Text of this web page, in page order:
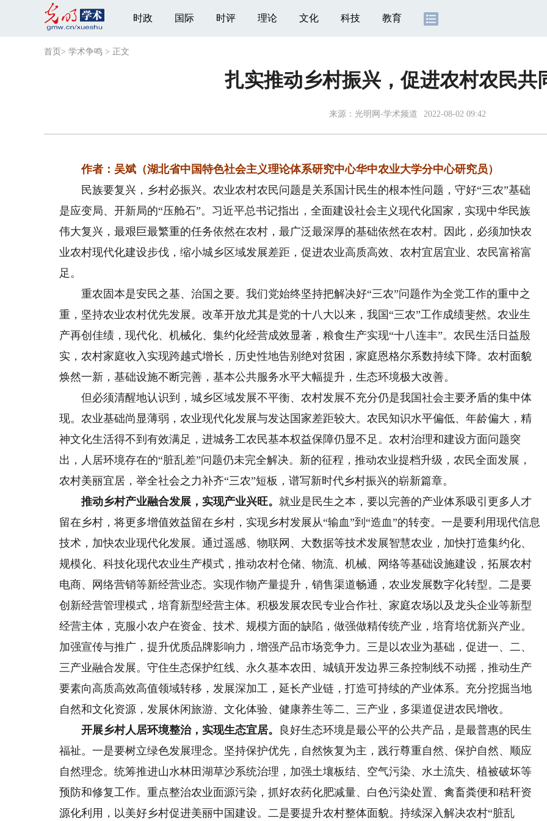
时政 国际 时评 理论 文化 科技 教育
首页 > 学术争鸣 > 正文
扎实推动乡村振兴，促进农村农民共
来源： 光明网-学术频道 2022-08-02 09:42
作者：吴斌（湖北省中国特色社会主义理论体系研究中心华中农业大学分中心研究员）
民族要复兴，乡村必振兴。农业农村农民问题是关系国计民生的根本性问题，守好“三农”基础
是应变局、开新局的“压舱石”。习近平总书记指出，全面建设社会主义现代化国家，实现中华民族
伟大复兴，最艰巨最繁重的任务依然在农村，最广泛最深厚的基础依然在农村。因此，必须加快农
业农村现代化建设步伐，缩小城乡区域发展差距，促进农业高质高效、农村宜居宜业、农民富裕富
足。
重农固本是安民之基、治国之要。我们党始终坚持把解决好“三农”问题作为全党工作的重中之
重，坚持农业农村优先发展。改革开放尤其是党的十八大以来，我国“三农”工作成绩斐然。农业生
产再创佳绩，现代化、机械化、集约化经营成效显著，粮食生产实现“十八连丰”。农民生活日益殷
实，农村家庭收入实现跨越式增长，历史性地告别绝对贫困，家庭恩格尔系数持续下降。农村面貌
焕然一新，基础设施不断完善，基本公共服务水平大幅提升，生态环境极大改善。
但必须清醒地认识到，城乡区域发展不平衡、农村发展不充分仍是我国社会主要矛盾的集中体
现。农业基础尚显薄弱，农业现代化发展与发达国家差距较大。农民知识水平偏低、年龄偏大，精
神文化生活得不到有效满足，进城务工农民基本权益保障仍显不足。农村治理和建设方面问题突
出，人居环境存在的“脏乱差”问题仍未完全解决。新的征程，推动农业提档升级，农民全面发展，
农村美丽宜居，举全社会之力补齐“三农”短板，谱写新时代乡村振兴的崭新篇章。
推动乡村产业融合发展，实现产业兴旺。就业是民生之本，要以完善的产业体系吸引更多人才
留在乡村，将更多增值效益留在乡村，实现乡村发展从“输血”到“造血”的转变。一是要利用现代信息
技术，加快农业现代化发展。通过遥感、物联网、大数据等技术发展智慧农业，加快打造集约化、
规模化、科技化现代农业生产模式，推动农村仓储、物流、机械、网络等基础设施建设，拓展农村
电商、网络营销等新经营业态。实现作物产量提升，销售渠道畅通，农业发展数字化转型。二是要
创新经营管理模式，培育新型经营主体。积极发展农民专业合作社、家庭农场以及龙头企业等新型
经营主体，克服小农户在资金、技术、规模方面的缺陷，做强做精传统产业，培育培优新兴产业。
加强宣传与推广，提升优质品牌影响力，增强产品市场竞争力。三是以农业为基础，促进一、二、
三产业融合发展。守住生态保护红线、永久基本农田、城镇开发边界三条控制线不动摇，推动生产
要素向高质高效高值领域转移，发展深加工，延长产业链，打造可持续的产业体系。充分挖掘当地
自然和文化资源，发展休闲旅游、文化体验、健康养生等二、三产业，多渠道促进农民增收。
开展乡村人居环境整治，实现生态宜居。
良好生态环境是最公平的公共产品，是最普惠的民生
福祉。一是要树立绿色发展理念。坚持保护优先，自然恢复为主，践行尊重自然、保护自然、顺应
自然理念。统筹推进山水林田湖草沙系统治理，加强土壤板结、空气污染、水土流失、植被破坏等
预防和修复工作。重点整治农业面源污染，抓好农药化肥减量、白色污染处置、禽畜粪便和秸秆资
源化利用，以美好乡村促进美丽中国建设。二是要提升农村整体面貌。持续深入解决农村“脏乱